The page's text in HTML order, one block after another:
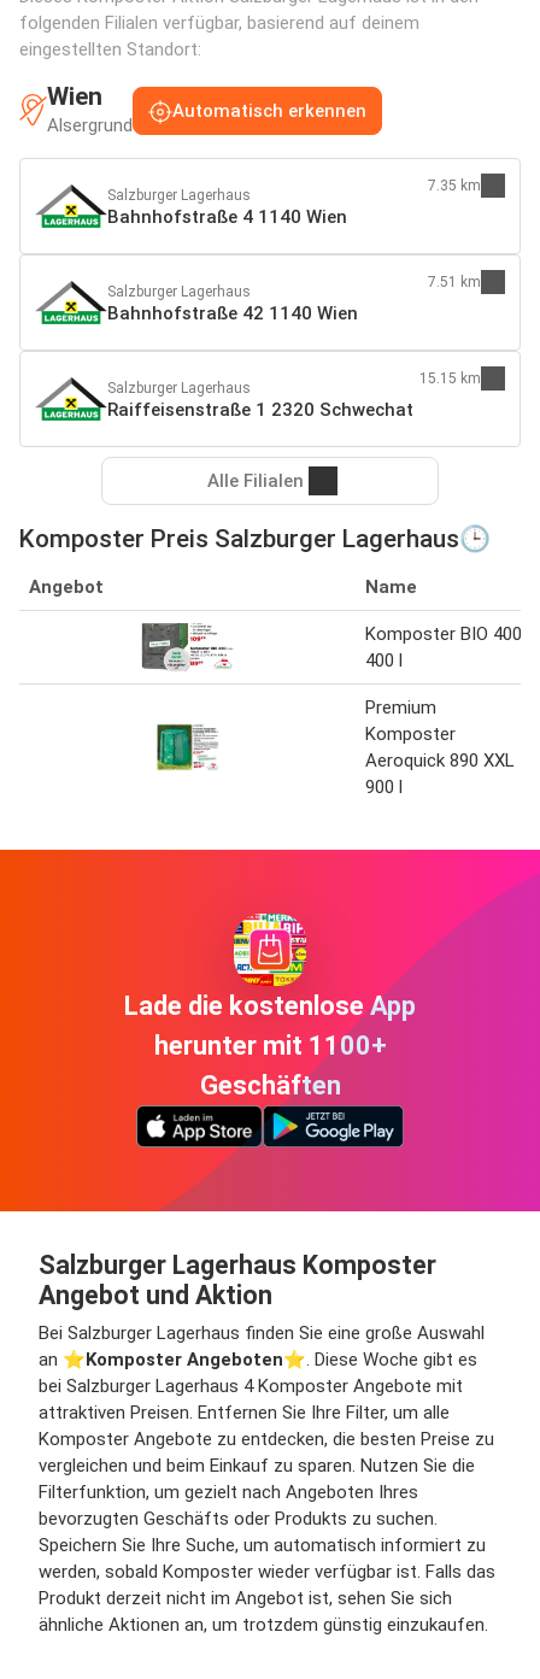
folgenden Filialen verfügbar, basierend auf deinem
eingestellten Standort:
Wien
Alsergrund
Automatisch erkennen
Salzburger Lagerhaus
Bahnhofstraße 4 1140 Wien
7.35 km
Salzburger Lagerhaus
Bahnhofstraße 42 1140 Wien
7.51 km
Salzburger Lagerhaus
Raiffeisenstraße 1 2320 Schwechat
15.15 km
Alle Filialen
Komposter Preis Salzburger Lagerhaus🕒
Angebot Name
Komposter BIO 400
400 l
Premium
Komposter
Aeroquick 890 XXL
900 l
Lade die kostenlose App
herunter mit 1100+
Geschäften
Salzburger Lagerhaus Komposter
Angebot und Aktion
Bei Salzburger Lagerhaus finden Sie eine große Auswahl
an ⭐️Komposter Angeboten⭐️. Diese Woche gibt es
bei Salzburger Lagerhaus 4 Komposter Angebote mit
attraktiven Preisen. Entfernen Sie Ihre Filter, um alle
Komposter Angebote zu entdecken, die besten Preise zu
vergleichen und beim Einkauf zu sparen. Nutzen Sie die
Filterfunktion, um gezielt nach Angeboten Ihres
bevorzugten Geschäfts oder Produkts zu suchen.
Speichern Sie Ihre Suche, um automatisch informiert zu
werden, sobald Komposter wieder verfügbar ist. Falls das
Produkt derzeit nicht im Angebot ist, sehen Sie sich
ähnliche Aktionen an, um trotzdem günstig einzukaufen.